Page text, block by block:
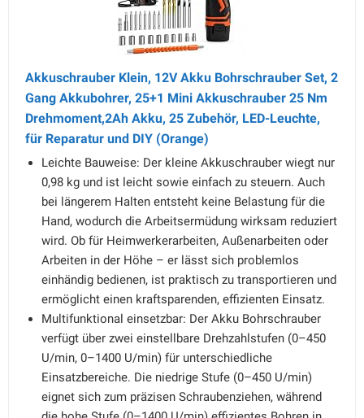
Akkuschrauber Klein, 12V Akku Bohrschrauber Set, 2
Gang Akkubohrer, 25+1 Mini Akkuschrauber 25 Nm
Drehmoment,2Ah Akku, 25 Zubehör, LED-Leuchte,
für Reparatur und DIY (Orange)
Leichte Bauweise: Der kleine Akkuschrauber wiegt nur
0,98 kg und ist leicht sowie einfach zu steuern. Auch
bei längerem Halten entsteht keine Belastung für die
Hand, wodurch die Arbeitsermüdung wirksam reduziert
wird. Ob für Heimwerkerarbeiten, Außenarbeiten oder
Arbeiten in der Höhe – er lässt sich problemlos
einhändig bedienen, ist praktisch zu transportieren und
ermöglicht einen kraftsparenden, effizienten Einsatz.
Multifunktional einsetzbar: Der Akku Bohrschrauber
verfügt über zwei einstellbare Drehzahlstufen (0–450
U/min, 0–1400 U/min) für unterschiedliche
Einsatzbereiche. Die niedrige Stufe (0–450 U/min)
eignet sich zum präzisen Schraubenziehen, während